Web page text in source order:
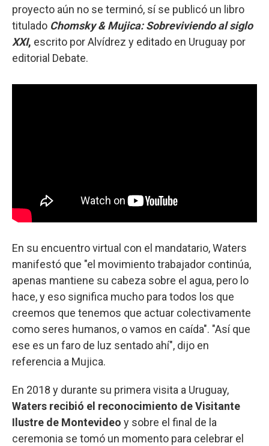
proyecto aún no se terminó, sí se publicó un libro
titulado Chomsky & Mujica: Sobreviviendo al siglo
XXI, escrito por Alvídrez y editado en Uruguay por
editorial Debate.
En su encuentro virtual con el mandatario, Waters
manifestó que "el movimiento trabajador continúa,
apenas mantiene su cabeza sobre el agua, pero lo
hace, y eso significa mucho para todos los que
creemos que tenemos que actuar colectivamente
como seres humanos, o vamos en caída". "Así que
ese es un faro de luz sentado ahí", dijo en
referencia a Mujica.
En 2018 y durante su primera visita a Uruguay,
Waters recibió el reconocimiento de Visitante
Ilustre de Montevideo y sobre el final de la
ceremonia se tomó un momento para celebrar el